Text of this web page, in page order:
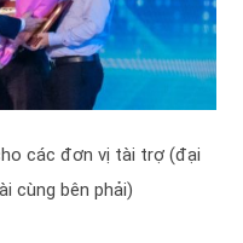
các đơn vị tài trợ (đại
cùng bên phải)